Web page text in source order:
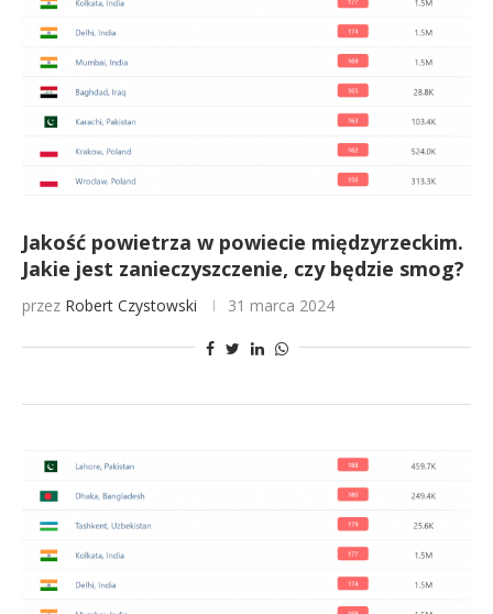
Jakość powietrza w powiecie międzyrzeckim.
Jakie jest zanieczyszczenie, czy będzie smog?
przez Robert Czystowski 31 marca 2024